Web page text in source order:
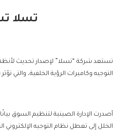
تسلا
تستعد شركة “تسلا” لإصدار تحديث
التوجيه وكاميرات الرؤية الخلفية، والتي
أصدرت الإدارة الصينية لتنظيم السوق
الخلل إلى تعطل نظام التوجيه